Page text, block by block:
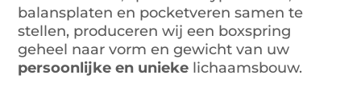
balansplaten en pocketveren samen te
stellen, produceren wij een boxspring
geheel naar vorm en gewicht van uw
persoonlijke en unieke lichaamsbouw.